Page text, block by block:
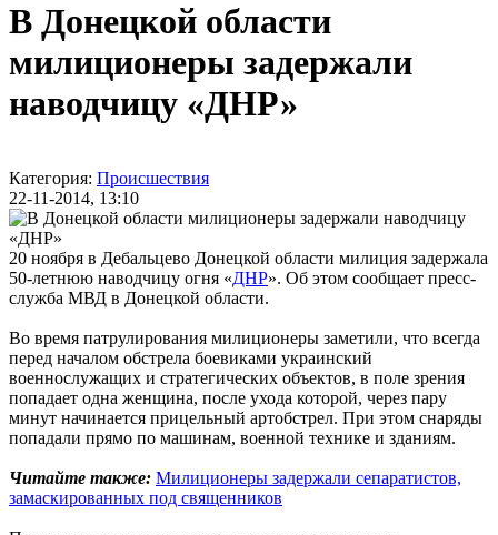
В Донецкой области
милиционеры задержали
наводчицу «ДНР»
Категория: Происшествия
22-11-2014, 13:10
20 ноября в Дебальцево Донецкой области милиция задержала
50-летнюю наводчицу огня «ДНР». Об этом сообщает пресс-
служба МВД в Донецкой области.
Во время патрулирования милиционеры заметили, что всегда
перед началом обстрела боевиками украинский
военнослужащих и стратегических объектов, в поле зрения
попадает одна женщина, после ухода которой, через пару
минут начинается прицельный артобстрел. При этом снаряды
попадали прямо по машинам, военной технике и зданиям.
Читайте также: Милиционеры задержали сепаратистов,
замаскированных под священников